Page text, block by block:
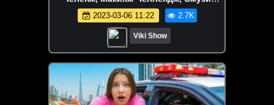
Челлендж, Блинный Челлендж и др. -
ЖАРИМ ЕЛОЧНЫЕ ИГРУШКИ Три Цвета
ЧЕЛЛЕНДЖ Three Marker Christmas Toy
Challenge / Вики Шоу
2023-03-06 11:22 2.7K
Viki Show